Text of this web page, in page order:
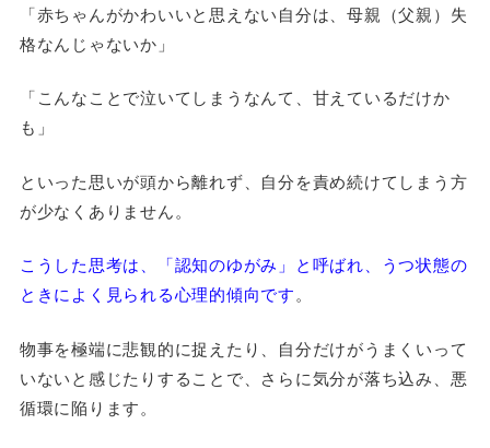
「赤ちゃんがかわいいと思えない自分は、母親（父親）失
格なんじゃないか」
「こんなことで泣いてしまうなんて、甘えているだけか
も」
といった思いが頭から離れず、自分を責め続けてしまう方
が少なくありません。
こうした思考は、「認知のゆがみ」と呼ばれ、うつ状態の
ときによく見られる心理的傾向です。
物事を極端に悲観的に捉えたり、自分だけがうまくいって
いないと感じたりすることで、さらに気分が落ち込み、悪
循環に陥ります。